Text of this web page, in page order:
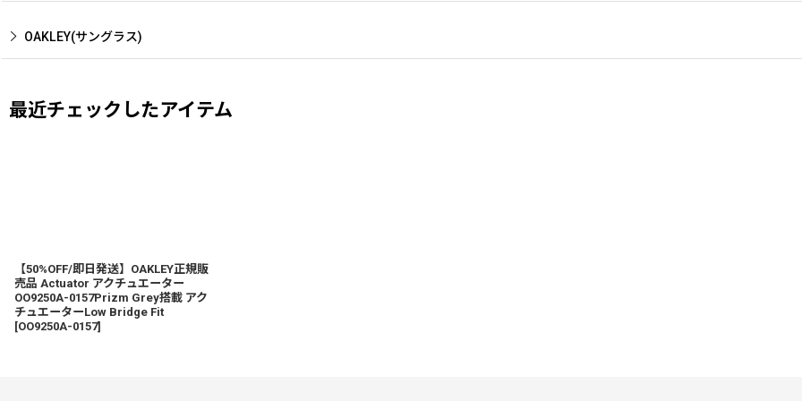
OAKLEY(サングラス)
最近チェックしたアイテム
【50%OFF/即日発送】OAKLEY正規販
売品 Actuator アクチュエーター
OO9250A-0157Prizm Grey搭載 アク
チュエーターLow Bridge Fit
[OO9250A-0157]